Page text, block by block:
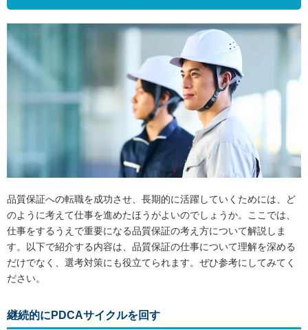
品質保証への転職を成功させ、長期的に活躍していくためには、ど
のように考えて仕事を進めたほうがよいのでしょうか。ここでは、
仕事をするうえで重要になる品質保証の考え方について解説しま
す。以下で紹介する内容は、品質保証の仕事について理解を深める
だけでなく、選考対策にも役立てられます。ぜひ参考にしてみてく
ださい。
継続的にPDCAサイクルを回す